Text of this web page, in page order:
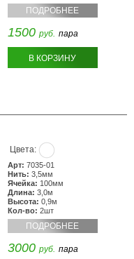
ПОДРОБНЕЕ
1500 руб. пара
В КОРЗИНУ
Цвета:
Арт: 7035-01
Нить: 3,5мм
Ячейка: 100мм
Длина: 3,0м
Высота: 0,9м
Кол-во: 2шт
ПОДРОБНЕЕ
3000 руб. пара